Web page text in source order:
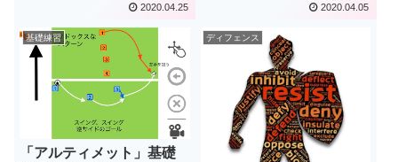
2020.04.25 2020.04.05
基礎練習
「アルティメット」基礎
ディフェンス